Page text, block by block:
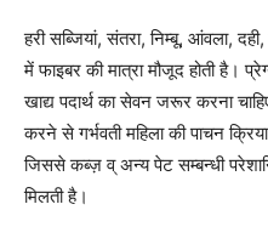
हरी सब्जियां, संतरा, निम्बू, आंवला,
में फाइबर की मात्रा मौजूद होती है।
खाद्य पदार्थ का सेवन जरूर करना
करने से गर्भवती महिला की पाचन
जिससे कब्ज़ व् अन्य पेट सम्बन्धी
मिलती है।